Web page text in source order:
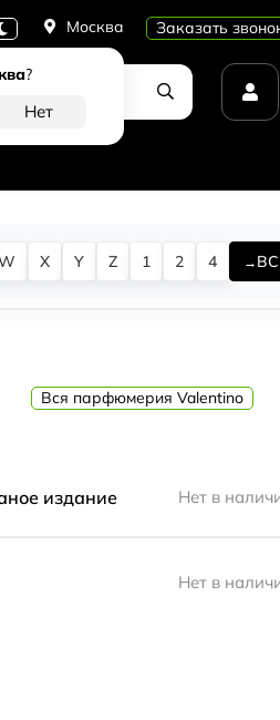
Москва
?
Заказать
X Y Z 1 2 4
Вся парфюмерия Valentino
издание Нет в
Нет в